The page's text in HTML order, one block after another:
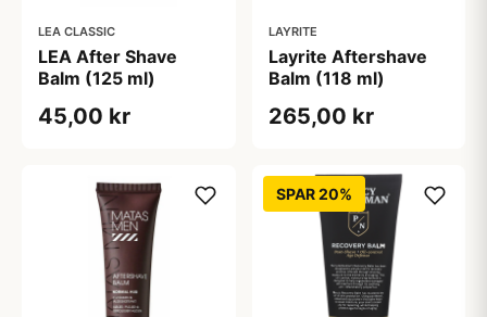
LEA CLASSIC
LEA After Shave
Balm (125 ml)
45,00 kr
LAYRITE
Layrite Aftershave
Balm (118 ml)
265,00 kr
SPAR 20%